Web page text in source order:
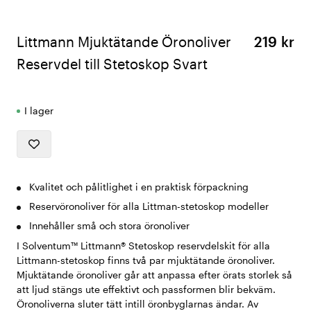
Littmann Mjuktätande Öronoliver
Reservdel till Stetoskop Svart
219 kr
I lager
Kvalitet och pålitlighet i en praktisk förpackning
Reservöronoliver för alla Littman-stetoskop modeller
Innehåller små och stora öronoliver
I Solventum™ Littmann® Stetoskop reservdelskit för alla
Littmann-stetoskop finns två par mjuktätande öronoliver.
Mjuktätande öronoliver går att anpassa efter örats storlek så
att ljud stängs ute effektivt och passformen blir bekväm.
Öronoliverna sluter tätt intill öronbyglarnas ändar. Av